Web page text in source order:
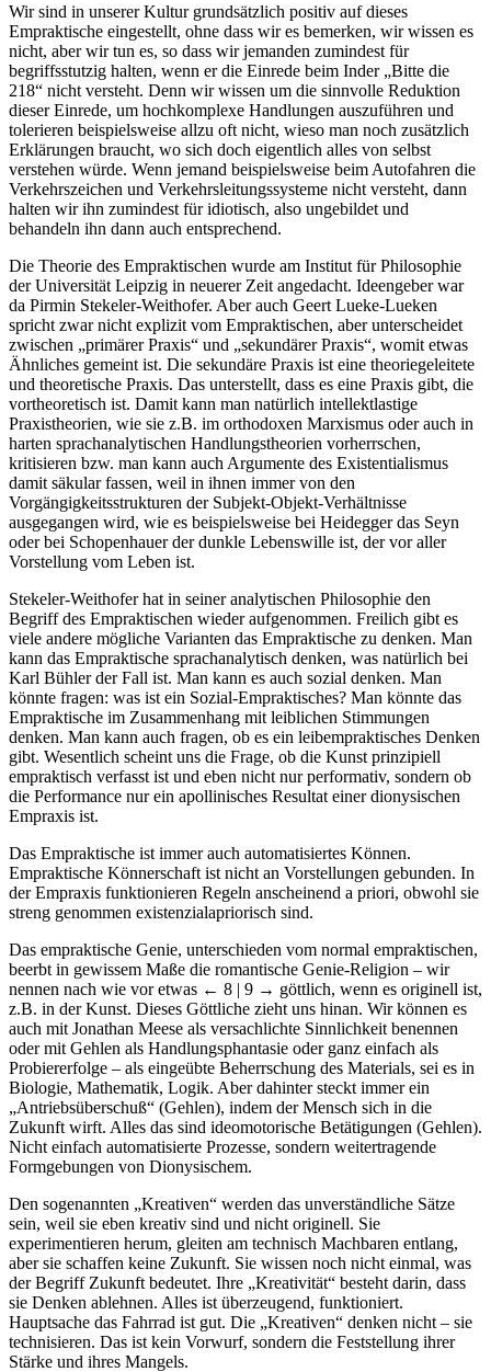
Wir sind in unserer Kultur grundsätzlich positiv auf dieses
Empraktische eingestellt, ohne dass wir es bemerken, wir wissen es
nicht, aber wir tun es, so dass wir jemanden zumindest für
begriffsstutzig halten, wenn er die Einrede beim Inder „Bitte die
218“ nicht versteht. Denn wir wissen um die sinnvolle Reduktion
dieser Einrede, um hochkomplexe Handlungen auszuführen und
tolerieren beispielsweise allzu oft nicht, wieso man noch zusätzlich
Erklärungen braucht, wo sich doch eigentlich alles von selbst
verstehen würde. Wenn jemand beispielsweise beim Autofahren die
Verkehrszeichen und Verkehrsleitungssysteme nicht versteht, dann
halten wir ihn zumindest für idiotisch, also ungebildet und
behandeln ihn dann auch entsprechend.
Die Theorie des Empraktischen wurde am Institut für Philosophie
der Universität Leipzig in neuerer Zeit angedacht. Ideengeber war
da Pirmin Stekeler-Weithofer. Aber auch Geert Lueke-Lueken
spricht zwar nicht explizit vom Empraktischen, aber unterscheidet
zwischen „primärer Praxis“ und „sekundärer Praxis“, womit etwas
Ähnliches gemeint ist. Die sekundäre Praxis ist eine theoriegeleitete
und theoretische Praxis. Das unterstellt, dass es eine Praxis gibt, die
vortheoretisch ist. Damit kann man natürlich intellektlastige
Praxistheorien, wie sie z.B. im orthodoxen Marxismus oder auch in
harten sprachanalytischen Handlungstheorien vorherrschen,
kritisieren bzw. man kann auch Argumente des Existentialismus
damit säkular fassen, weil in ihnen immer von den
Vorgängigkeitsstrukturen der Subjekt-Objekt-Verhältnisse
ausgegangen wird, wie es beispielsweise bei Heidegger das Seyn
oder bei Schopenhauer der dunkle Lebenswille ist, der vor aller
Vorstellung vom Leben ist.
Stekeler-Weithofer hat in seiner analytischen Philosophie den
Begriff des Empraktischen wieder aufgenommen. Freilich gibt es
viele andere mögliche Varianten das Empraktische zu denken. Man
kann das Empraktische sprachanalytisch denken, was natürlich bei
Karl Bühler der Fall ist. Man kann es auch sozial denken. Man
könnte fragen: was ist ein Sozial-Empraktisches? Man könnte das
Empraktische im Zusammenhang mit leiblichen Stimmungen
denken. Man kann auch fragen, ob es ein leibempraktisches Denken
gibt. Wesentlich scheint uns die Frage, ob die Kunst prinzipiell
empraktisch verfasst ist und eben nicht nur performativ, sondern ob
die Performance nur ein apollinisches Resultat einer dionysischen
Empraxis ist.
Das Empraktische ist immer auch automatisiertes Können.
Empraktische Könnerschaft ist nicht an Vorstellungen gebunden. In
der Empraxis funktionieren Regeln anscheinend a priori, obwohl sie
streng genommen existenzialapriorisch sind.
Das empraktische Genie, unterschieden vom normal empraktischen,
beerbt in gewissem Maße die romantische Genie-Religion – wir
nennen nach wie vor etwas ← 8 | 9 → göttlich, wenn es originell ist,
z.B. in der Kunst. Dieses Göttliche zieht uns hinan. Wir können es
auch mit Jonathan Meese als versachlichte Sinnlichkeit benennen
oder mit Gehlen als Handlungsphantasie oder ganz einfach als
Probiererfolge – als eingeübte Beherrschung des Materials, sei es in
Biologie, Mathematik, Logik. Aber dahinter steckt immer ein
„Antriebsüberschuß“ (Gehlen), indem der Mensch sich in die
Zukunft wirft. Alles das sind ideomotorische Betätigungen (Gehlen).
Nicht einfach automatisierte Prozesse, sondern weitertragende
Formgebungen von Dionysischem.
Den sogenannten „Kreativen“ werden das unverständliche Sätze
sein, weil sie eben kreativ sind und nicht originell. Sie
experimentieren herum, gleiten am technisch Machbaren entlang,
aber sie schaffen keine Zukunft. Sie wissen noch nicht einmal, was
der Begriff Zukunft bedeutet. Ihre „Kreativität“ besteht darin, dass
sie Denken ablehnen. Alles ist überzeugend, funktioniert.
Hauptsache das Fahrrad ist gut. Die „Kreativen“ denken nicht – sie
technisieren. Das ist kein Vorwurf, sondern die Feststellung ihrer
Stärke und ihres Mangels.